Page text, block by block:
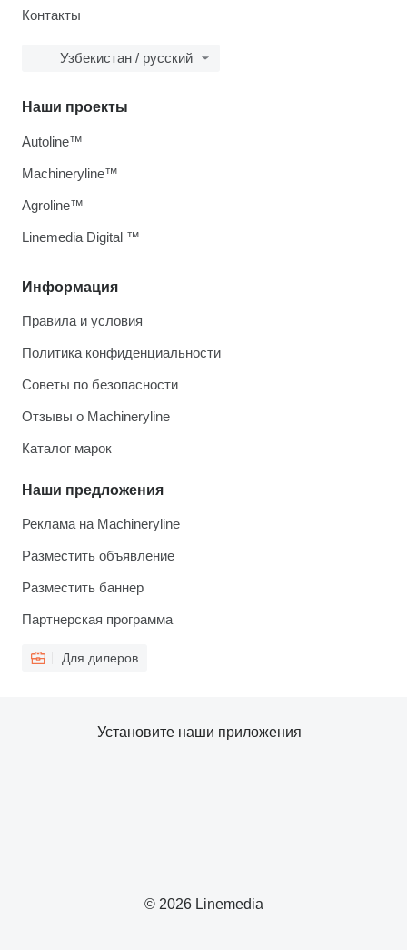
Контакты
Узбекистан / русский
Информация
Правила и условия
Политика конфиденциальности
Советы по безопасности
Отзывы о Machineryline
Каталог марок
Наши предложения
Реклама на Machineryline
Разместить объявление
Разместить баннер
Партнерская программа
Для дилеров
Наши проекты
Autoline™
Machineryline™
Agroline™
Linemedia Digital ™
© 2026 Linemedia
Установите наши приложения